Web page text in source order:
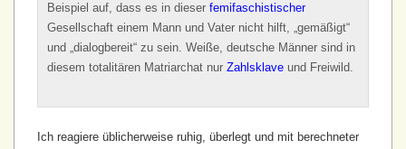
Beispiel auf, dass es in dieser femifaschistischer
Gesellschaft einem Mann und Vater nicht hilft, „gemäßigt“
und „dialogbereit“ zu sein. Weiße, deutsche Männer sind in
diesem totalitären Matriarchat nur Zahlsklave und Freiwild.
Ich reagiere üblicherweise ruhig, überlegt und mit berechneter